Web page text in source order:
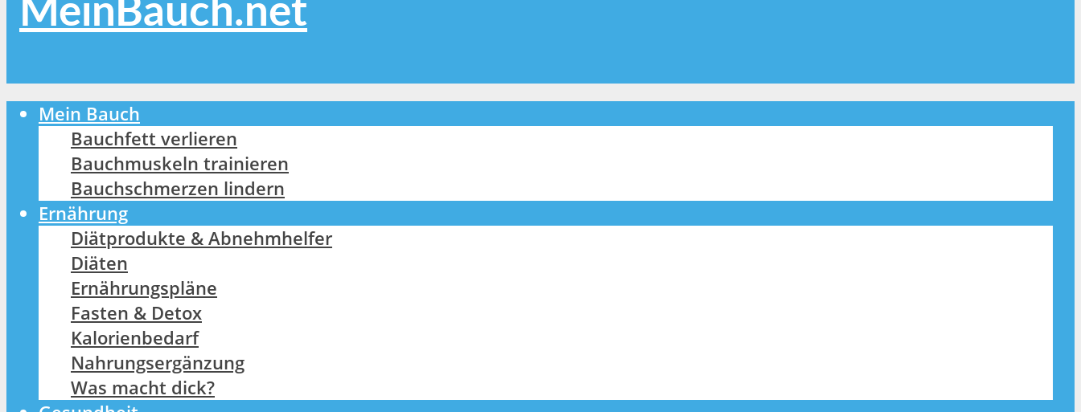
Mein Bauch
Bauchfett verlieren
Bauchmuskeln trainieren
Bauchschmerzen lindern
Ernährung
Diätprodukte & Abnehmhelfer
Diäten
Ernährungspläne
Fasten & Detox
Kalorienbedarf
Nahrungsergänzung
Was macht dick?